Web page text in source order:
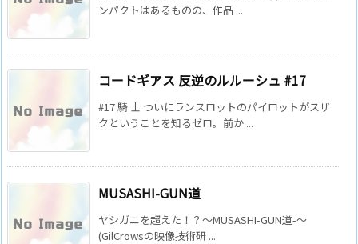
ンパクトはあるものの、作品 ...
コードギアス 反逆のルルーシュ #17
#17 騎 士 ついにランスロットのパイロットがスザ
クということを知るゼロ。前か ...
MUSASHI-GUN道
ヤシガニを超えた！？～MUSASHI-GUN道-～
(GilCrowsの映像技術研 ...